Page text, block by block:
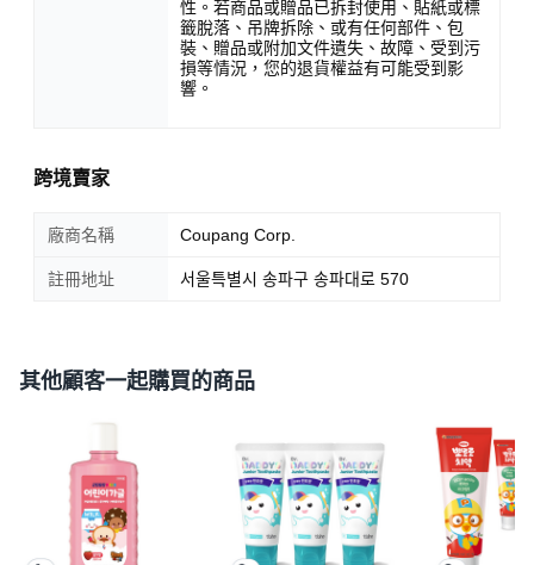
性。若商品或贈品已拆封使用、貼紙或標
籤脫落、吊牌拆除、或有任何部件、包
裝、贈品或附加文件遺失、故障、受到污
損等情況，您的退貨權益有可能受到影
響。
跨境賣家
廠商名稱 Coupang Corp.
註冊地址 서울특별시 송파구 송파대로 570
其他顧客一起購買的商品